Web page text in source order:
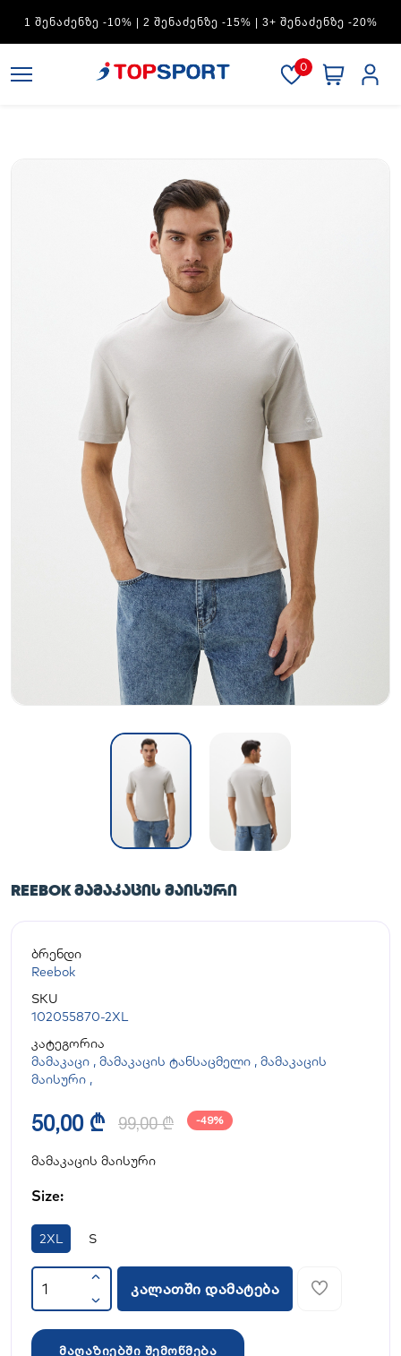
ᲨᲔᲜᲐᲫᲔᲜᲖᲔ -30%
0
REEBOK ᲛᲐᲛᲐᲙᲐᲪᲘᲡ ᲛᲐᲘᲡᲣᲠᲘ
ბრენდი
Reebok
SKU
102055870-2XL
კატეგორია
მამაკაცი , მამაკაცის ტანსაცმელი , მამაკაცის
მაისური ,
50,00 ₾ 99,00 ₾ -49%
მამაკაცის მაისური
Size:
2XL S
კალათში დამატება
მაღაზიებში შემოწმება